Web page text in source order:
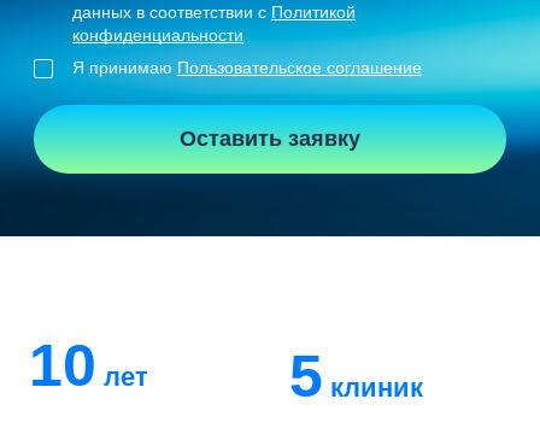
данных в соответствии с Политикой
конфиденциальности
Я принимаю Пользовательское соглашение
Оставить заявку
10 лет 5 клиник